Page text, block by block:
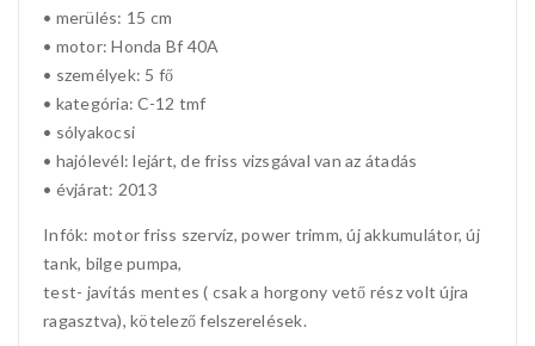
• merülés: 15 cm
• motor: Honda Bf 40A
• személyek: 5 fő
• kategória: C-12 tmf
• sólyakocsi
• hajólevél: lejárt, de friss vizsgával van az átadás
• évjárat: 2013
Infók: motor friss szervíz, power trimm, új akkumulátor, új
tank, bilge pumpa,
test- javítás mentes ( csak a horgony vető rész volt újra
ragasztva), kötelező felszerelések.